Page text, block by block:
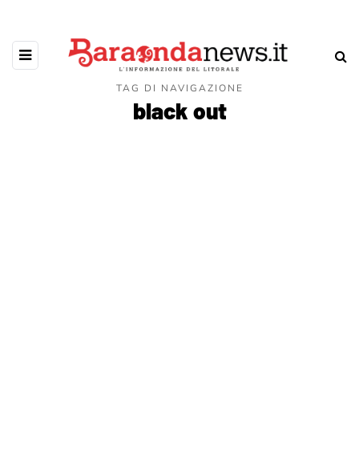
TAG DI NAVIGAZIONE
black out